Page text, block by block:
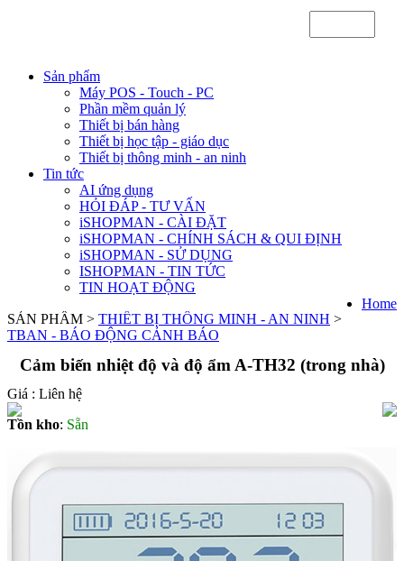
Sản phẩm
Máy POS - Touch - PC
Phần mềm quản lý
Thiết bị bán hàng
Thiết bị học tập - giáo dục
Thiết bị thông minh - an ninh
Tin tức
AI ứng dụng
HỎI ĐÁP - TƯ VẤN
iSHOPMAN - CÀI ĐẶT
iSHOPMAN - CHÍNH SÁCH & QUI ĐỊNH
iSHOPMAN - SỬ DỤNG
ISHOPMAN - TIN TỨC
TIN HOẠT ĐỘNG
Home
SẢN PHẨM > THIẾT BỊ THÔNG MINH - AN NINH >
TBAN - BÁO ĐỘNG CẢNH BÁO
Cảm biến nhiệt độ và độ ẩm A-TH32 (trong nhà)
Giá : Liên hệ
Tồn kho: Sẵn